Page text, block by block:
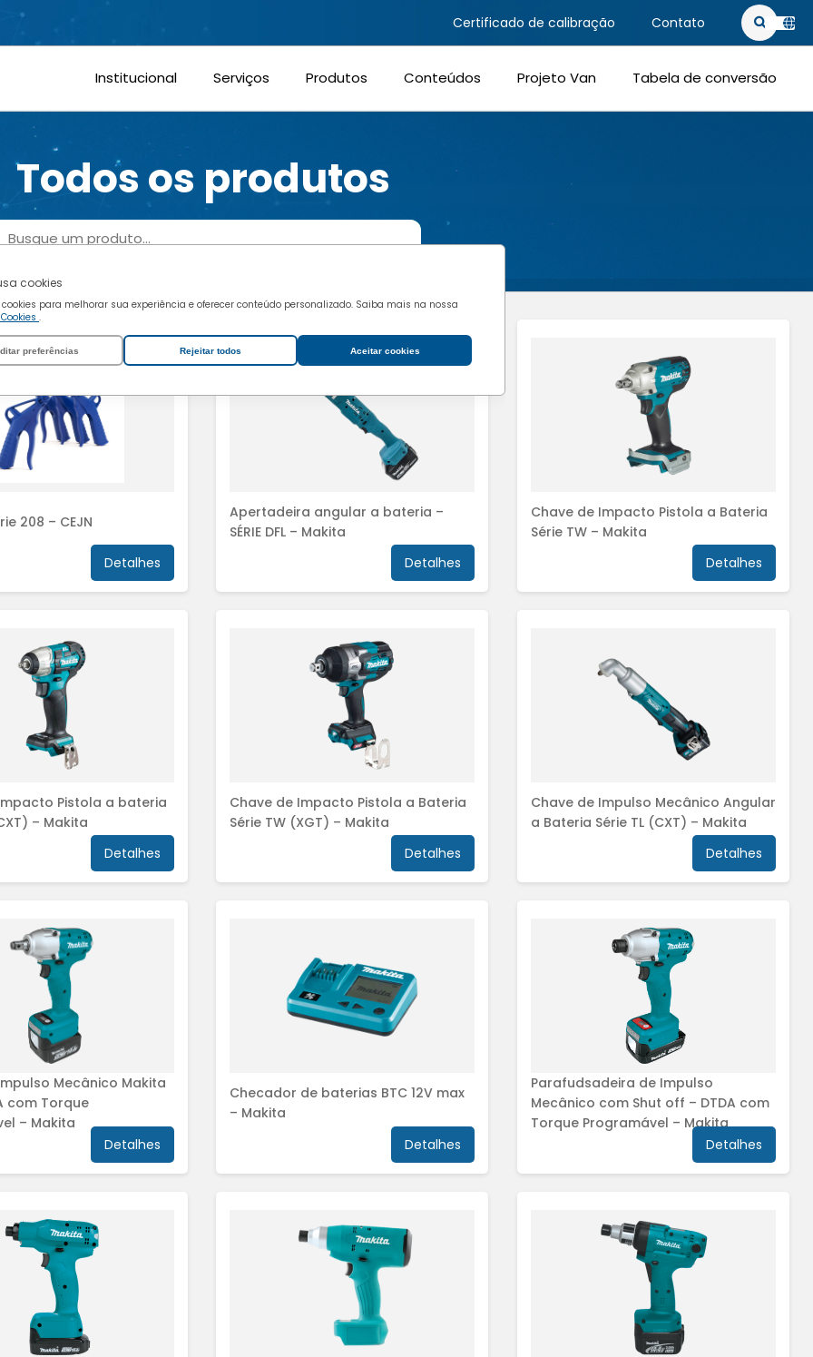
cookies
para melhorar sua experiência e oferecer conteúdo personalizado. Saiba mais na nossa
.
preferências Rejeitar todos Aceitar cookies
Confirmar escolhas
Certificado de calibração
Contato
Institucional Serviços Produtos Conteúdos Projeto Van Tabela de conversão
Todos os produtos
208 – CEJN
Detalhes
Apertadeira angular a bateria –
SÉRIE DFL – Makita
Detalhes
Chave de Impacto Pistola a Bateria
Série TW – Makita
Detalhes
Pistola a bateria
– Makita
Detalhes
Chave de Impacto Pistola a Bateria
Série TW (XGT) – Makita
Detalhes
Chave de Impulso Mecânico Angular
a Bateria Série TL (CXT) – Makita
Detalhes
Mecânico Makita
com Torque
– Makita
Detalhes
Checador de baterias BTC 12V max
– Makita
Detalhes
Parafudsadeira de Impulso
Mecânico com Shut off – DTDA com
Torque Programável – Makita
Detalhes